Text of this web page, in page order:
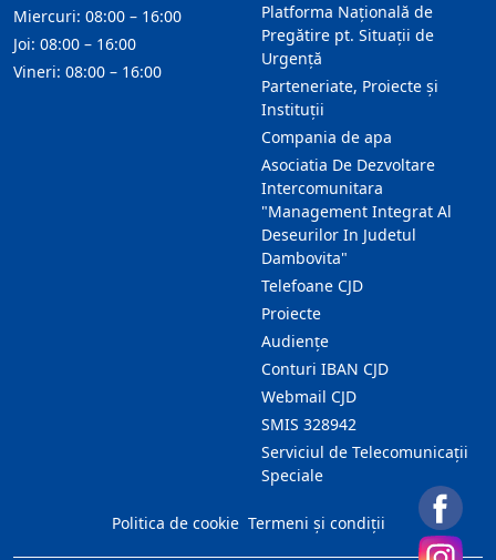
Platforma Națională de
Pregătire pt. Situații de
Urgență
Parteneriate, Proiecte și
Instituții
Compania de apa
Asociatia De Dezvoltare
Intercomunitara
"Management Integrat Al
Deseurilor In Judetul
Dambovita"
Telefoane CJD
Proiecte
Audienţe
Conturi IBAN CJD
Webmail CJD
SMIS 328942
Serviciul de Telecomunicații
Speciale
Miercuri: 08:00 – 16:00
Joi: 08:00 – 16:00
Vineri: 08:00 – 16:00
Politica de cookie Termeni și condiții